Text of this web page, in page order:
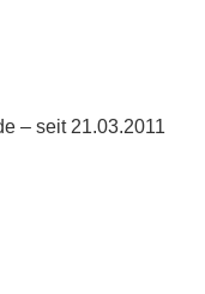
– seit 21.03.2011